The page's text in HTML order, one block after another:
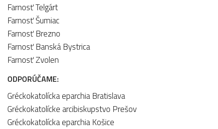
Farnosť Telgárt
Farnosť Šumiac
Farnosť Brezno
Farnosť Banská Bystrica
Farnosť Zvolen
ODPORÚČAME:
Gréckokatolícka eparchia Bratislava
Gréckokatolícke arcibiskupstvo Prešov
Gréckokatolícka eparchia Košice